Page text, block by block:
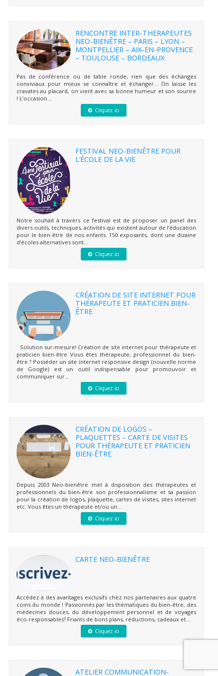
RENCONTRE INTER-THERAPEUTES
NEO-BIENÊTRE – PARIS – LYON –
MONTPELLIER – AIX-EN-PROVENCE
– TOULOUSE – BORDEAUX
Pas de conférence ou de table ronde, rien que des échanges
conviviaux pour mieux se connaître et échanger… On laisse les
cravates au placard, on vient avec sa bonne humeur et son sourire
! L’occasion...
Cliquez ici
FESTIVAL NEO-BIENÊTRE POUR
L’ÉCOLE DE LA VIE
Notre souhait à travers ce festival est de proposer un panel des
divers outils, techniques, activités qui existent autour de l’éducation
pour le bien-être de nos enfants. 150 exposants, dont une dizaine
d’écoles alternatives sont...
Cliquez ici
CRÉATION DE SITE INTERNET POUR
THÉRAPEUTE ET PRATICIEN BIEN-
ÊTRE
Solution sur-mesure! Création de site internet pour thérapeute et
praticien bien-être Vous êtes thérapeute, professionnel du bien-
être ? Posséder un site internet responsive design (nouvelle norme
de Google) est un outil indispensable pour promouvoir et
communiquer sur...
Cliquez ici
CRÉATION DE LOGOS –
PLAQUETTES – CARTE DE VISITES
POUR THÉRAPEUTE ET PRATICIEN
BIEN-ÊTRE
Depuis 2003 Neo-bienêtre met à disposition des thérapeutes et
professionnels du bien-être son professionnalisme et sa passion
pour la création de logos, plaquette, cartes de visites, sites internet
etc. Vous êtes un thérapeute et/ou un...
Cliquez ici
CARTE NEO-BIENÊTRE
Accédez à des avantages exclusifs chez nos partenaires aux quatre
coins du monde ! Passionnés par les thématiques du bien-être, des
médecines douces, du développement personnel et de voyages
éco-responsables? Friants de bons plans, réductions, cadeaux et...
Cliquez ici
ATELIER COMMUNICATION-